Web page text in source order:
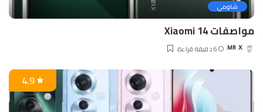
شاومي
مواصفات Xiaomi 14
Posted
MR X 6 دقيقة قراءة
4.9